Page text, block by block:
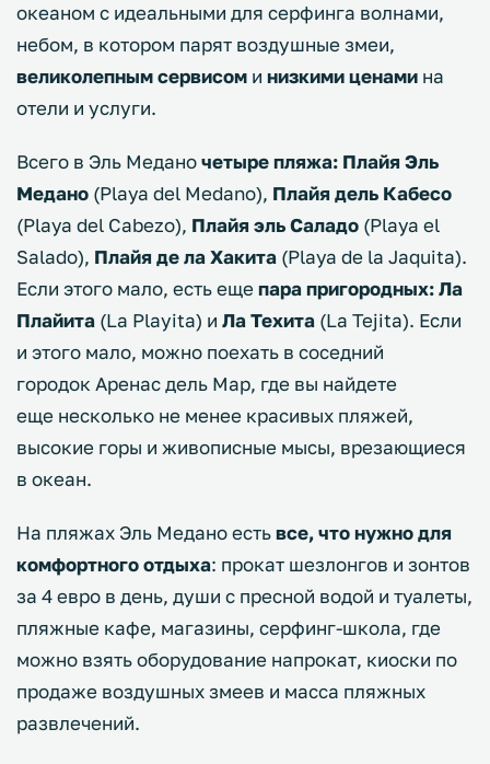
океаном с идеальными для серфинга волнами,
небом, в котором парят воздушные змеи,
великолепным сервисом и низкими ценами на
отели и услуги.
Всего в Эль Меданочетыре пляжа: Плайя Эль
Медано (Playa del Medano), Плайя дель Кабесо
(Playa del Cabezo), Плайя эль Саладо (Playa el
Salado), Плайя де ла Хакита (Playa de la Jaquita).
Если этого мало, есть еще пара пригородных: Ла
Плайита (La Playita) и Ла Техита (La Tejita). Если
и этого мало, можно поехать в соседний
городок Аренас дель Мар, где вы найдете
еще несколько не менее красивых пляжей,
высокие горы и живописные мысы, врезающиеся
в океан.
На пляжах Эль Медано естьвсе, что нужно для
комфортного отдыха: прокат шезлонгов и зонтов
за 4 евро в день, души с пресной водой и туалеты,
пляжные кафе, магазины, серфинг-школа, где
можно взять оборудование напрокат, киоски по
продаже воздушных змеев и масса пляжных
развлечений.